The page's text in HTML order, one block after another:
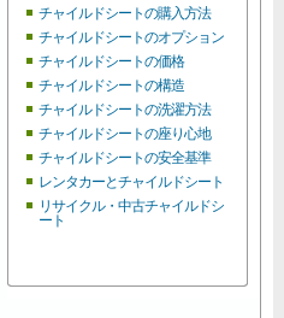
チャイルドシートの購入方法
チャイルドシートのオプション
チャイルドシートの価格
チャイルドシートの構造
チャイルドシートの洗濯方法
チャイルドシートの座り心地
チャイルドシートの安全基準
レンタカーとチャイルドシート
リサイクル・中古チャイルドシ
ート